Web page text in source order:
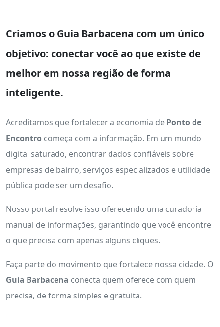
Criamos o Guia Barbacena com um único
objetivo: conectar você ao que existe de
melhor em nossa região de forma
inteligente.
Acreditamos que fortalecer a economia de Ponto de
Encontro começa com a informação. Em um mundo
digital saturado, encontrar dados confiáveis sobre
empresas de bairro, serviços especializados e utilidade
pública pode ser um desafio.
Nosso portal resolve isso oferecendo uma curadoria
manual de informações, garantindo que você encontre
o que precisa com apenas alguns cliques.
Faça parte do movimento que fortalece nossa cidade. O
Guia Barbacena conecta quem oferece com quem
precisa, de forma simples e gratuita.